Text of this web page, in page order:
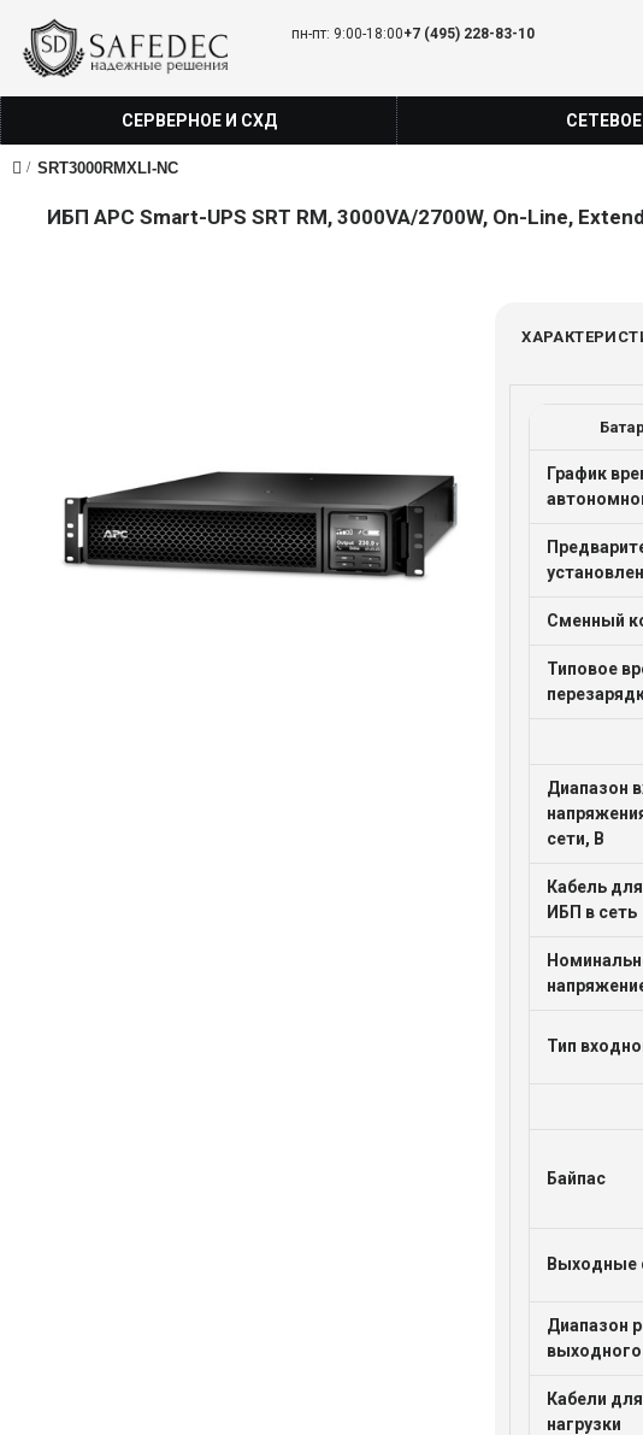
пн-пт: 9:00-18:00+7 (495) 228-83-10
СЕРВЕРНОЕ И СХД
SRT3000RMXLI-NC
ИБП APC Smart-UPS SRT RM, 3000VA/2700W, On-Line,
График
Сменный
Типовое
Диапазон
сети, В
Кабель
ИБП в сеть
Тип
Байпас
Выходные
Диапазон
Кабели
нагрузки